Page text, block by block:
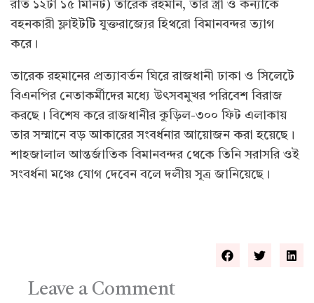
রাত ১২টা ১৫ মিনিট) তারেক রহমান, তার স্ত্রী ও কন্যাকে
বহনকারী ফ্লাইটটি যুক্তরাজ্যের হিথরো বিমানবন্দর ত্যাগ
করে।
তারেক রহমানের প্রত্যাবর্তন ঘিরে রাজধানী ঢাকা ও সিলেটে
বিএনপির নেতাকর্মীদের মধ্যে উৎসবমুখর পরিবেশ বিরাজ
করছে। বিশেষ করে রাজধানীর কুড়িল-৩০০ ফিট এলাকায়
তার সম্মানে বড় আকারের সংবর্ধনার আয়োজন করা হয়েছে।
শাহজালাল আন্তর্জাতিক বিমানবন্দর থেকে তিনি সরাসরি ওই
সংবর্ধনা মঞ্চে যোগ দেবেন বলে দলীয় সূত্র জানিয়েছে।
Leave a Comment